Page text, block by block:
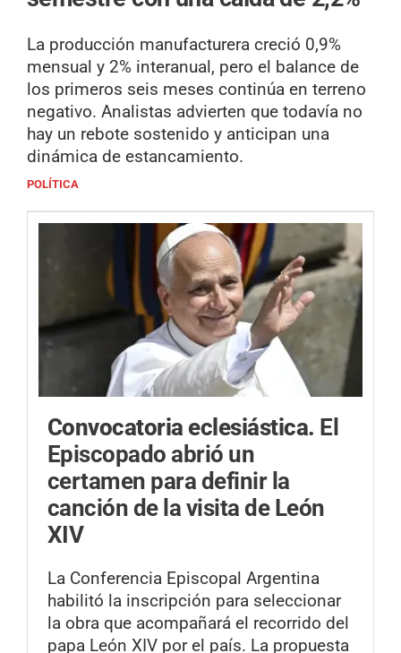
La producción manufacturera creció 0,9%
mensual y 2% interanual, pero el balance de
los primeros seis meses continúa en terreno
negativo. Analistas advierten que todavía no
hay un rebote sostenido y anticipan una
dinámica de estancamiento.
POLÍTICA
Convocatoria eclesiástica. El
Episcopado abrió un
certamen para definir la
canción de la visita de León
XIV
La Conferencia Episcopal Argentina
habilitó la inscripción para seleccionar
la obra que acompañará el recorrido del
papa León XIV por el país. La propuesta